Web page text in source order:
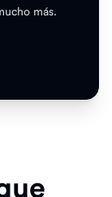
más.